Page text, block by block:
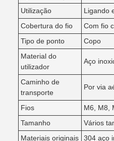
Utilização
Ligando
Cobertura do fio
Com fio
Tipo de ponto
Copo
Material do
utilizador
Aço
Caminho de
transporte
Por via
Fios
M6, M8,
Tamanho
Vários
Materiais originais
304 aço